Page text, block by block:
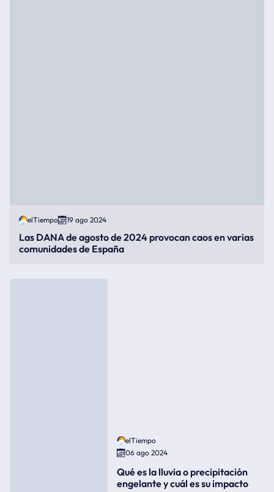
elTiempo 19 ago 2024
Las DANA de agosto de 2024 provocan caos en varias
comunidades de España
elTiempo
06 ago 2024
Qué es la lluvia o precipitación
engelante y cuál es su impacto